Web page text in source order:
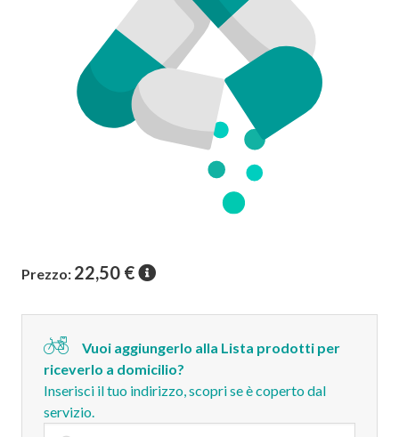
Prezzo: 22,50 €
Vuoi aggiungerlo alla Lista prodotti per
riceverlo a domicilio?
Inserisci il tuo indirizzo, scopri se è coperto dal
servizio.